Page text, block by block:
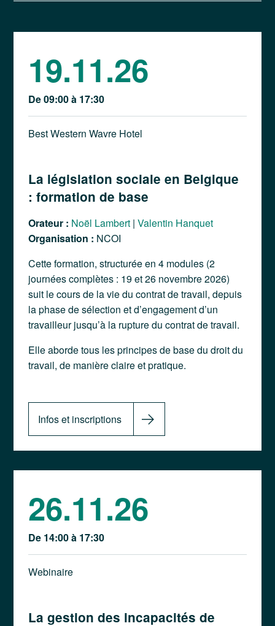
19.11.26
De 09:00 à 17:30
Best Western Wavre Hotel
La législation sociale en Belgique
: formation de base
Orateur : Noël Lambert |Valentin Hanquet
Organisation : NCOI
Cette formation, structurée en 4 modules (2
journées complètes : 19 et 26 novembre 2026)
suit le cours de la vie du contrat de travail, depuis
la phase de sélection et d’engagement d’un
travailleur jusqu’à la rupture du contrat de travail.
Elle aborde tous les principes de base du droit du
travail, de manière claire et pratique.
Infos et inscriptions
26.11.26
De 14:00 à 17:30
Webinaire
La gestion des incapacités de